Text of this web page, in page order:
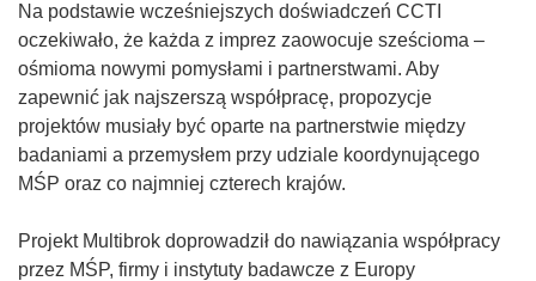
Na podstawie wcześniejszych doświadczeń CCTI
oczekiwało, że każda z imprez zaowocuje sześcioma –
ośmioma nowymi pomysłami i partnerstwami. Aby
zapewnić jak najszerszą współpracę, propozycje
projektów musiały być oparte na partnerstwie między
badaniami a przemysłem przy udziale koordynującego
MŚP oraz co najmniej czterech krajów.
Projekt Multibrok doprowadził do nawiązania współpracy
przez MŚP, firmy i instytuty badawcze z Europy